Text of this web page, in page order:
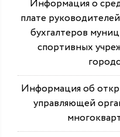
Информация о
плате
бухгалтеров
спортивных
Информация об
управляющей